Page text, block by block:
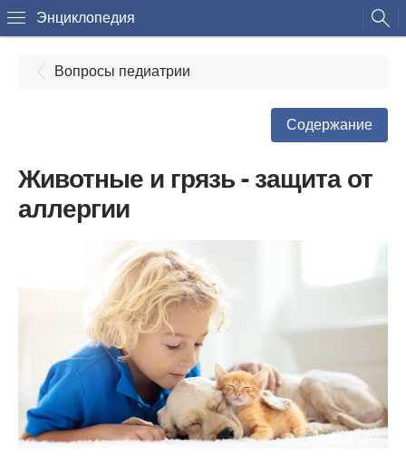
Энциклопедия
Вопросы педиатрии
Содержание
Животные и грязь - защита от
аллергии